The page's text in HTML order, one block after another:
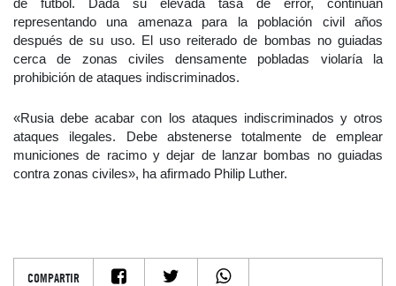
representando una amenaza para la población civil años
después de su uso. El uso reiterado de bombas no guiadas
cerca de zonas civiles densamente pobladas violaría la
prohibición de ataques indiscriminados.
«Rusia debe acabar con los ataques indiscriminados y otros
ataques ilegales. Debe abstenerse totalmente de emplear
municiones de racimo y dejar de lanzar bombas no guiadas
contra zonas civiles», ha afirmado Philip Luther.
COMPARTIR